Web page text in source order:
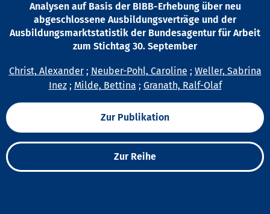
Analysen auf Basis der BIBB-Erhebung über neu
abgeschlossene Ausbildungsverträge und der
Ausbildungsmarktstatistik der Bundesagentur für Arbeit
zum Stichtag 30. September
Christ, Alexander; Neuber-Pohl, Caroline ; Weller, Sabrina
Inez; Milde, Bettina ; Granath, Ralf-Olaf
Zur Publikation
Zur Reihe